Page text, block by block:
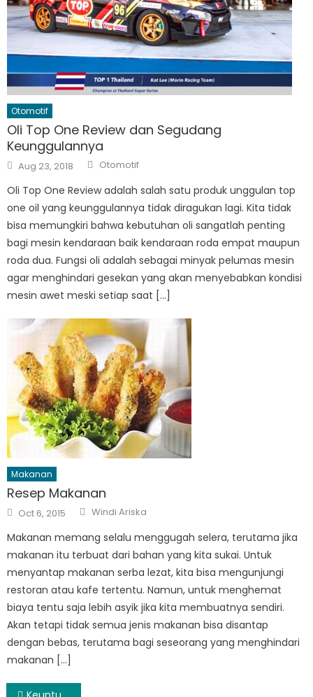
Otomotif
Oli Top One Review dan Segudang
Keunggulannya
Posted
on
Aug 23, 2018 Author
Otomotif
Oli Top One Review adalah salah satu produk unggulan top
one oil yang keunggulannya tidak diragukan lagi. Kita tidak
bisa memungkiri bahwa kebutuhan oli sangatlah penting
bagi mesin kendaraan baik kendaraan roda empat maupun
roda dua. Fungsi oli adalah sebagai minyak pelumas mesin
agar menghindari gesekan yang akan menyebabkan kondisi
mesin awet meski setiap saat […]
Makanan
Resep Makanan
Posted
on
Oct 6, 2015 Author
Windi Ariska
Makanan memang selalu menggugah selera, terutama jika
makanan itu terbuat dari bahan yang kita sukai. Untuk
menyantap makanan serba lezat, kita bisa mengunjungi
restoran atau kafe tertentu. Namun, untuk menghemat
biaya tentu saja lebih asyik jika kita membuatnya sendiri.
Akan tetapi tidak semua jenis makanan bisa disantap
dengan bebas, terutama bagi seseorang yang menghindari
makanan […]